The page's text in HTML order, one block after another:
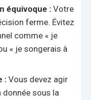
équivoque : Votre
ferme. Évitez
comme « je
« je songerais à
: Vous devez agir
sous la